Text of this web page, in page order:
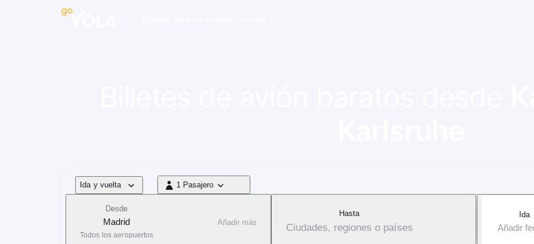
Tipo de vuelo
Ida y vuelta 1 Pasajero
1 Pasajero
Desde
Madrid
Todos los aeropuertos
Añadir más
Hasta
Ciudades, regiones o países
Ida
Añadir